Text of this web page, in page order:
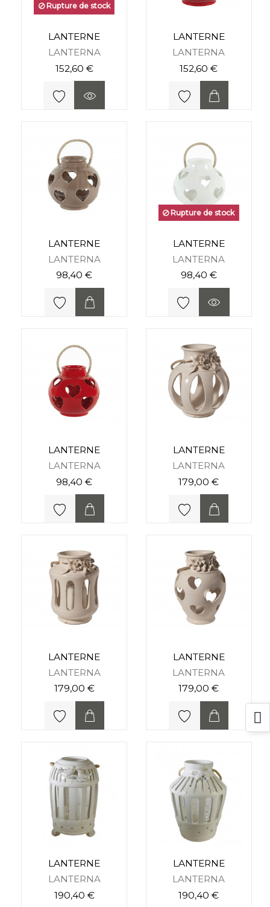
Rupture de stock
LANTERNE
LANTERNA
152,60 €
LANTERNE
LANTERNA
152,60 €
LANTERNE
LANTERNA
98,40 €
Rupture de stock
LANTERNE
LANTERNA
98,40 €
LANTERNE
LANTERNA
98,40 €
LANTERNE
LANTERNA
179,00 €
LANTERNE
LANTERNA
179,00 €
LANTERNE
LANTERNA
179,00 €
LANTERNE
LANTERNA
190,40 €
LANTERNE
LANTERNA
190,40 €